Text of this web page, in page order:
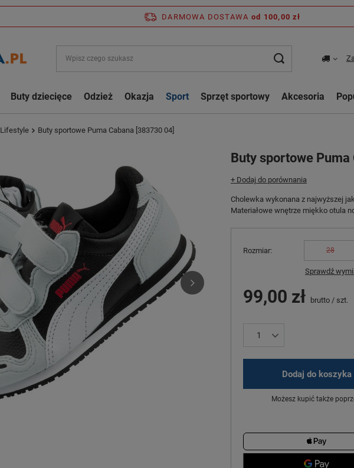
DARMOWA DOSTAWA od 100,00 zł
Buty dziecięce Odzież Okazja Sport Sprzęt sportowy Akcesoria
Lifestyle Buty sportowe Puma Cabana [383730 04]
Buty sportowe
+ Dodaj do porównania
Cholewka wykonana z najwyższej
Materiałowe wnętrze miękko otula
Rozmiar 28
Sprawdź
99,00 zł brutto / szt.
Dodaj do koszyka
Możesz kupić także